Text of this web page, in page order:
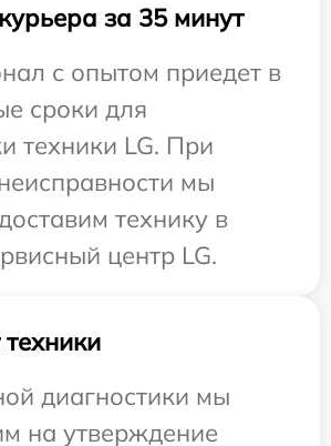
за 35 минут
с опытом приедет в
сроки для
техники LG. При
мы
технику в
центр LG.
диагностики мы
на утверждение